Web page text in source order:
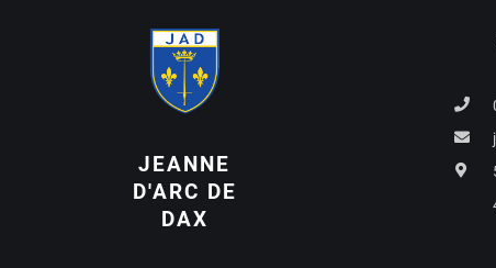
JEANNE
D'ARC DE
DAX